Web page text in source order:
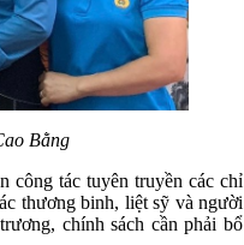
Bằng
công tác tuyên truyền các chỉ
thương binh, liệt sỹ và người
chính sách cần phải bổ